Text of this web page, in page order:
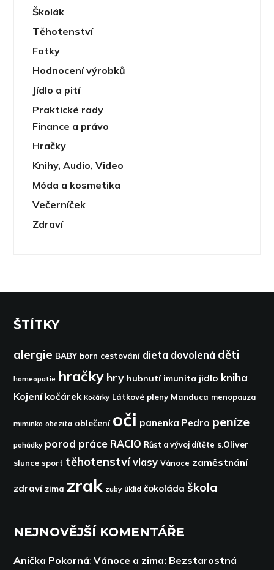
Školák
Těhotenství
Fotky
Hodnocení výrobků
Jídlo a pití
Praktické rady
Finance a právo
Hračky
Knihy, Audio, Video
Móda a kosmetika
Večerníček
Zdraví
ŠTÍTKY
alergie BABY born cestování dieta dovolená děti
homeopatie hračky hry hubnutí imunita jidlo kniha
Kojení kočárek Kočárky Látkové pleny Manduca menopauza
miminko obezita oblečení oči panenka Pedro peníze
pohádky porod práce RACIO Růst a vývoj dítěte s.Oliver
slunce sport těhotenství vlasy Vánoce zaměstnání
zdraví zima zrak zuby úklid čokoláda škola
NEJNOVĚJŠÍ KOMENTÁŘE
Anička Pokorná:Vánoce a zima: Bezstarostná